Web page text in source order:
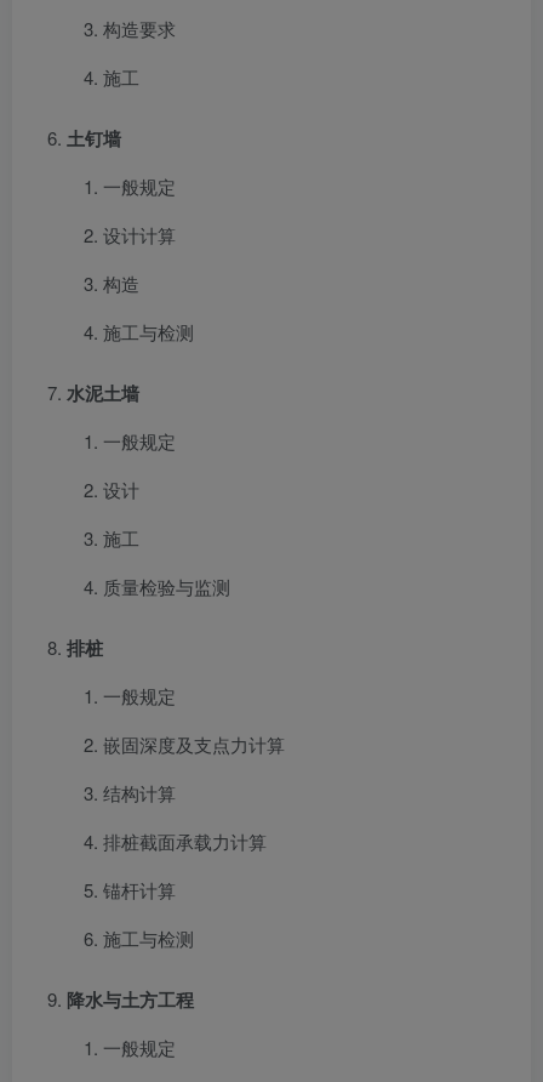
构造要求
施工
土钉墙
一般规定
设计计算
构造
施工与检测
水泥土墙
一般规定
设计
施工
质量检验与监测
排桩
一般规定
嵌固深度及支点力计算
结构计算
排桩截面承载力计算
锚杆计算
施工与检测
降水与土方工程
一般规定